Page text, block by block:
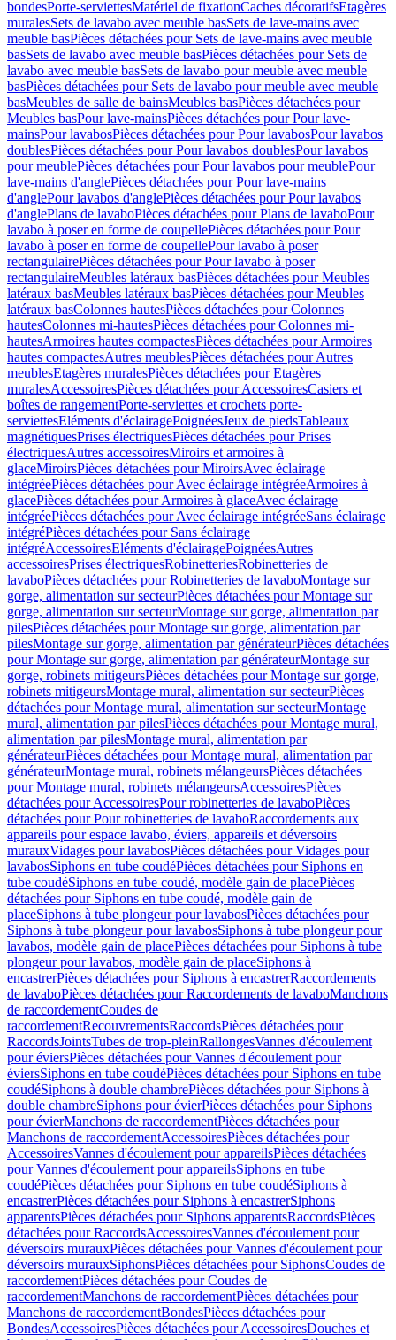
bondesPorte-serviettesMatériel de fixationCaches décoratifsEtagères
muralesSets de lavabo avec meuble basSets de lave-mains avec
meuble basPièces détachées pour Sets de lave-mains avec meuble
basSets de lavabo avec meuble basPièces détachées pour Sets de
lavabo avec meuble basSets de lavabo pour meuble avec meuble
basPièces détachées pour Sets de lavabo pour meuble avec meuble
basMeubles de salle de bainsMeubles basPièces détachées pour
Meubles basPour lave-mainsPièces détachées pour Pour lave-
mainsPour lavabosPièces détachées pour Pour lavabosPour lavabos
doublesPièces détachées pour Pour lavabos doublesPour lavabos
pour meublePièces détachées pour Pour lavabos pour meublePour
lave-mains d'anglePièces détachées pour Pour lave-mains
d'anglePour lavabos d'anglePièces détachées pour Pour lavabos
d'anglePlans de lavaboPièces détachées pour Plans de lavaboPour
lavabo à poser en forme de coupellePièces détachées pour Pour
lavabo à poser en forme de coupellePour lavabo à poser
rectangulairePièces détachées pour Pour lavabo à poser
rectangulaireMeubles latéraux basPièces détachées pour Meubles
latéraux basMeubles latéraux basPièces détachées pour Meubles
latéraux basColonnes hautesPièces détachées pour Colonnes
hautesColonnes mi-hautesPièces détachées pour Colonnes mi-
hautesArmoires hautes compactesPièces détachées pour Armoires
hautes compactesAutres meublesPièces détachées pour Autres
meublesEtagères muralesPièces détachées pour Etagères
muralesAccessoiresPièces détachées pour AccessoiresCasiers et
boîtes de rangementPorte-serviettes et crochets porte-
serviettesEléments d'éclairagePoignéesJeux de piedsTableaux
magnétiquesPrises électriquesPièces détachées pour Prises
électriquesAutres accessoiresMiroirs et armoires à
glaceMiroirsPièces détachées pour MiroirsAvec éclairage
intégréePièces détachées pour Avec éclairage intégréeArmoires à
glacePièces détachées pour Armoires à glaceAvec éclairage
intégréePièces détachées pour Avec éclairage intégréeSans éclairage
intégréPièces détachées pour Sans éclairage
intégréAccessoiresEléments d'éclairagePoignéesAutres
accessoiresPrises électriquesRobinetteriesRobinetteries de
lavaboPièces détachées pour Robinetteries de lavaboMontage sur
gorge, alimentation sur secteurPièces détachées pour Montage sur
gorge, alimentation sur secteurMontage sur gorge, alimentation par
pilesPièces détachées pour Montage sur gorge, alimentation par
pilesMontage sur gorge, alimentation par générateurPièces détachées
pour Montage sur gorge, alimentation par générateurMontage sur
gorge, robinets mitigeursPièces détachées pour Montage sur gorge,
robinets mitigeursMontage mural, alimentation sur secteurPièces
détachées pour Montage mural, alimentation sur secteurMontage
mural, alimentation par pilesPièces détachées pour Montage mural,
alimentation par pilesMontage mural, alimentation par
générateurPièces détachées pour Montage mural, alimentation par
générateurMontage mural, robinets mélangeursPièces détachées
pour Montage mural, robinets mélangeursAccessoiresPièces
détachées pour AccessoiresPour robinetteries de lavaboPièces
détachées pour Pour robinetteries de lavaboRaccordements aux
appareils pour espace lavabo, éviers, appareils et déversoirs
murauxVidages pour lavabosPièces détachées pour Vidages pour
lavabosSiphons en tube coudéPièces détachées pour Siphons en
tube coudéSiphons en tube coudé, modèle gain de placePièces
détachées pour Siphons en tube coudé, modèle gain de
placeSiphons à tube plongeur pour lavabosPièces détachées pour
Siphons à tube plongeur pour lavabosSiphons à tube plongeur pour
lavabos, modèle gain de placePièces détachées pour Siphons à tube
plongeur pour lavabos, modèle gain de placeSiphons à
encastrerPièces détachées pour Siphons à encastrerRaccordements
de lavaboPièces détachées pour Raccordements de lavaboManchons
de raccordementCoudes de
raccordementRecouvrementsRaccordsPièces détachées pour
RaccordsJointsTubes de trop-pleinRallongesVannes d'écoulement
pour éviersPièces détachées pour Vannes d'écoulement pour
éviersSiphons en tube coudéPièces détachées pour Siphons en tube
coudéSiphons à double chambrePièces détachées pour Siphons à
double chambreSiphons pour évierPièces détachées pour Siphons
pour évierManchons de raccordementPièces détachées pour
Manchons de raccordementAccessoiresPièces détachées pour
AccessoiresVannes d'écoulement pour appareilsPièces détachées
pour Vannes d'écoulement pour appareilsSiphons en tube
coudéPièces détachées pour Siphons en tube coudéSiphons à
encastrerPièces détachées pour Siphons à encastrerSiphons
apparentsPièces détachées pour Siphons apparentsRaccordsPièces
détachées pour RaccordsAccessoiresVannes d'écoulement pour
déversoirs murauxPièces détachées pour Vannes d'écoulement pour
déversoirs murauxSiphonsPièces détachées pour SiphonsCoudes de
raccordementPièces détachées pour Coudes de
raccordementManchons de raccordementPièces détachées pour
Manchons de raccordementBondesPièces détachées pour
BondesAccessoiresPièces détachées pour AccessoiresDouches et